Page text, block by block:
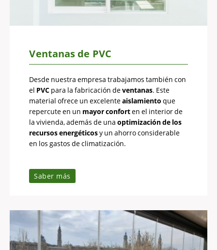
Ventanas de PVC
Desde nuestra empresa trabajamos también con
el PVC para la fabricación deventanas. Este
material ofrece un excelenteaislamiento que
repercute en un mayor conforten el interior de
la vivienda, además de unaoptimización de los
recursos energéticosy un ahorro considerable
en los gastos de climatización.
Saber más